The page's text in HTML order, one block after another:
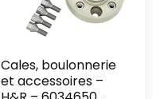
Cales, boulonnerie
et accessoires –